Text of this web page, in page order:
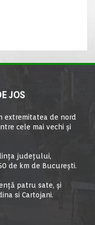
JOS
extremitatea de nord
cele mai vechi şi
judeţului,
de km de Bucureşti.
patru sate, și
si Cartojani.